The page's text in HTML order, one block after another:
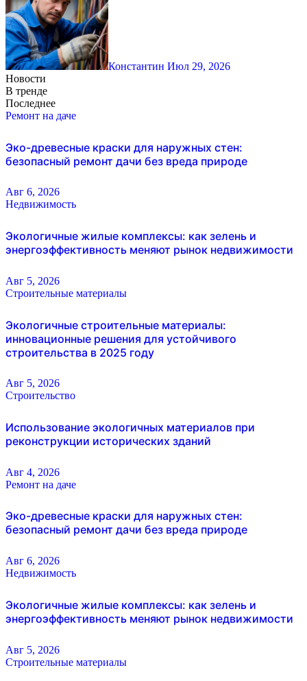
Константин Июл 29, 2026
Новости
В тренде
Последнее
Ремонт на даче
Эко-древесные краски для наружных стен:
безопасный ремонт дачи без вреда природе
Авг 6, 2026
Недвижимость
Экологичные жилые комплексы: как зелень и
энергоэффективность меняют рынок недвижимости
Авг 5, 2026
Строительные материалы
Экологичные строительные материалы:
инновационные решения для устойчивого
строительства в 2025 году
Авг 5, 2026
Строительство
Использование экологичных материалов при
реконструкции исторических зданий
Авг 4, 2026
Ремонт на даче
Эко-древесные краски для наружных стен:
безопасный ремонт дачи без вреда природе
Авг 6, 2026
Недвижимость
Экологичные жилые комплексы: как зелень и
энергоэффективность меняют рынок недвижимости
Авг 5, 2026
Строительные материалы